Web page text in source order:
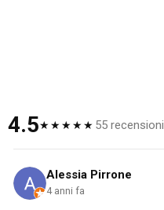
4.5★★★★★ 55 recensioni
Alessia Pirrone
4 anni fa